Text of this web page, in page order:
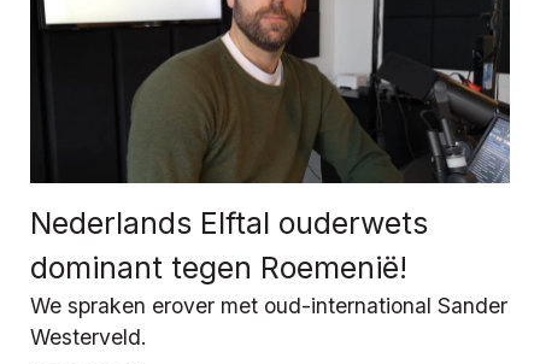
Nederlands Elftal ouderwets
dominant tegen Roemenië!
We spraken erover met oud-international Sander
Westerveld.